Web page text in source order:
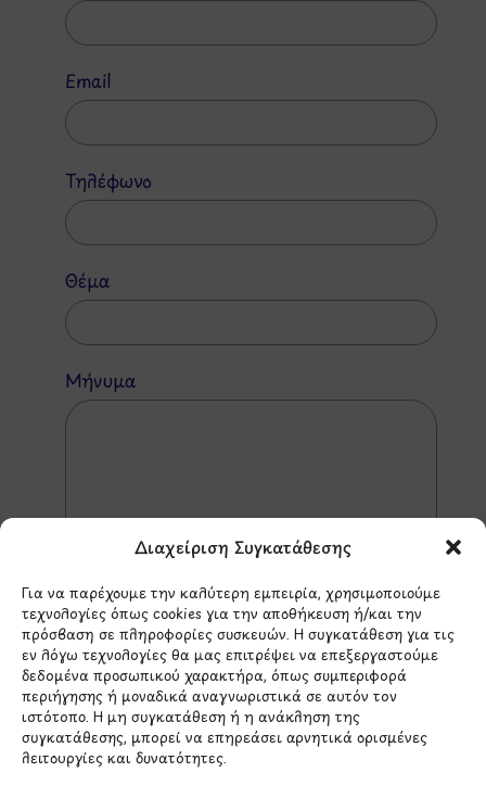
Διαχείριση Συγκατάθεσης
Για να παρέχουμε την καλύτερη εμπειρία, χρησιμοποιούμε
τεχνολογίες όπως cookies για την αποθήκευση ή/και την
πρόσβαση σε πληροφορίες συσκευών. Η συγκατάθεση για τις
εν λόγω τεχνολογίες θα μας επιτρέψει να επεξεργαστούμε
δεδομένα προσωπικού χαρακτήρα, όπως συμπεριφορά
περιήγησης ή μοναδικά αναγνωριστικά σε αυτόν τον
ιστότοπο. Η μη συγκατάθεση ή η ανάκληση της
συγκατάθεσης, μπορεί να επηρεάσει αρνητικά ορισμένες
λειτουργίες και δυνατότητες.
Email
Τηλέφωνο
Θέμα
Μήνυμα
*Αυτός ο ιστότοπος προστατεύεται από το σύστημα
reCAPTCHA και ισχύουν η Πολιτική Απορρήτου
Όροι Παροχής Υπηρεσιώντης Google.